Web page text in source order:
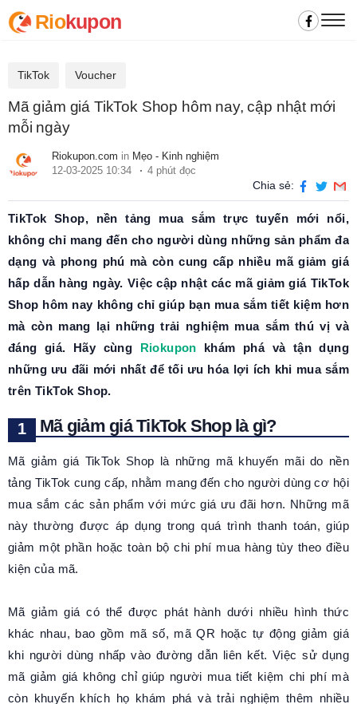
Riokupon
TikTok Voucher
Mã giảm giá TikTok Shop hôm nay, cập nhật mới
mỗi ngày
Riokupon.com in Mẹo - Kinh nghiệm
12-03-2025 10:34
4 phút đọc
Chia sẻ:
TikTok Shop, nền tảng mua sắm trực tuyến mới nổi,
không chỉ mang đến cho người dùng những sản phẩm đa
dạng và phong phú mà còn cung cấp nhiều mã giảm giá
hấp dẫn hàng ngày. Việc cập nhật các mã giảm giá TikTok
Shop hôm nay không chỉ giúp bạn mua sắm tiết kiệm hơn
mà còn mang lại những trải nghiệm mua sắm thú vị và
đáng giá. Hãy cùng Riokupon khám phá và tận dụng
những ưu đãi mới nhất để tối ưu hóa lợi ích khi mua sắm
trên TikTok Shop.
Mã giảm giá TikTok Shop là gì?
Mã giảm giá TikTok Shop là những mã khuyến mãi do nền
tảng TikTok cung cấp, nhằm mang đến cho người dùng cơ hội
mua sắm các sản phẩm với mức giá ưu đãi hơn. Những mã
này thường được áp dụng trong quá trình thanh toán, giúp
giảm một phần hoặc toàn bộ chi phí mua hàng tùy theo điều
kiện của mã.
Mã giảm giá có thể được phát hành dưới nhiều hình thức
khác nhau, bao gồm mã số, mã QR hoặc tự động giảm giá
khi người dùng nhấp vào đường dẫn liên kết. Việc sử dụng
mã giảm giá không chỉ giúp người mua tiết kiệm chi phí mà
còn khuyến khích họ khám phá và trải nghiệm thêm nhiều